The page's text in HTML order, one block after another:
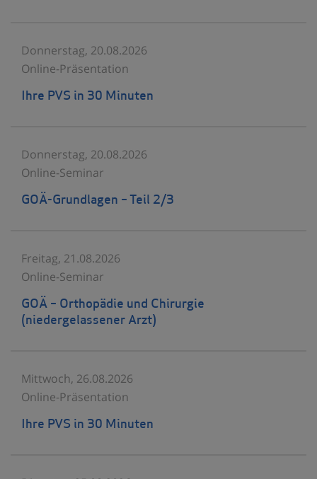
Donnerstag, 20.08.2026
Online-Präsentation
Ihre PVS in 30 Minuten
Donnerstag, 20.08.2026
Online-Seminar
GOÄ-Grundlagen – Teil 2/3
Freitag, 21.08.2026
Online-Seminar
GOÄ – Orthopädie und Chirurgie
(niedergelassener Arzt)
Mittwoch, 26.08.2026
Online-Präsentation
Ihre PVS in 30 Minuten